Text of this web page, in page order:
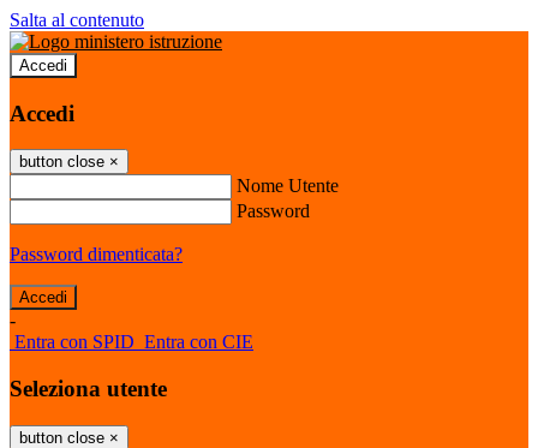
Salta al contenuto
Accedi
Accedi
button close ×
Nome Utente
Password
Password dimenticata?
-
Entra con SPID Entra con CIE
Seleziona utente
button close ×